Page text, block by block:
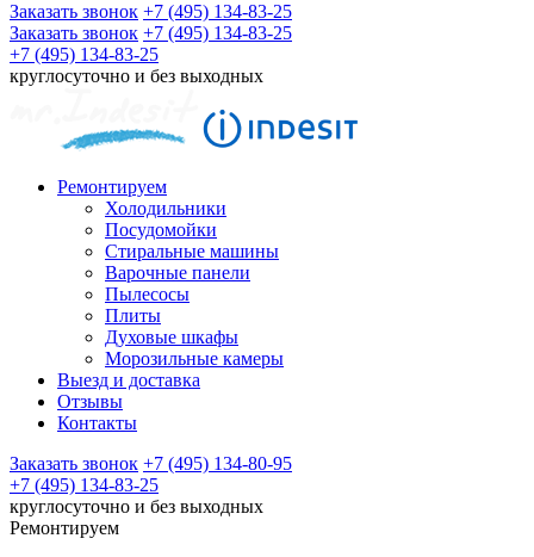
Заказать звонок +7 (495) 134-83-25
Заказать звонок +7 (495) 134-83-25
+7 (495) 134-83-25
круглосуточно и без выходных
Ремонтируем
Холодильники
Посудомойки
Стиральные машины
Варочные панели
Пылесосы
Плиты
Духовые шкафы
Морозильные камеры
Выезд и доставка
Отзывы
Контакты
Заказать звонок +7 (495) 134-80-95
+7 (495) 134-83-25
круглосуточно и без выходных
Ремонтируем